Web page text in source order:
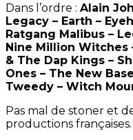
Dans l’ordre : Alain
Legacy – Earth –
Ratgang Malibus –
Nine Million Witches
& The Dap Kings –
Ones – The New
Tweedy – Witch
Pas mal de stoner et
productions françaises.